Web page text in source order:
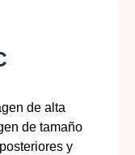
de alta
de tamaño
y